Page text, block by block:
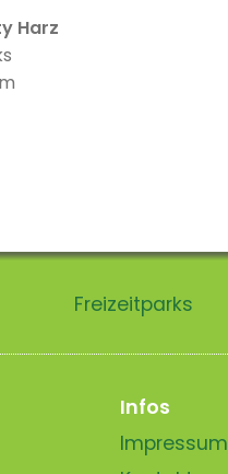
Harz
Freizeitparks
Infos
Impressum